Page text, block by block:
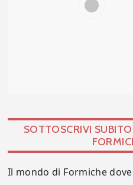
SOTTOSCRIVI
Il mondo di Formiche